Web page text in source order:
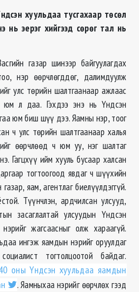
хуульдаа тусгахаар төсөл
нь эерэг хийгээд сөрөг тал нь
газар шинээр байгуулагдах
нэр өөрчлөгддөг, далимдуулж
улс төрийн шалтгаанаар ажлаас
юм л даа. Гэхдээ энэ нь Үндсэн
юм биш шүү дээ. Яамны нэр, тоог
ч улс төрийн шалтгаанаар халья
өөрчлөөд ч юм уу, нэг шалтаг
Гагцхүү ийм хууль бусаар халсан
тогтоогоод явдаг ч шүүхийн
яам, агентлаг биелүүлдэггүй.
Түүнчлэн, ардчилсан улсууд,
засаглалтай улсуудын Үндсэн
жагсаасныг олж хараагүй.
ингэж яамдын нэрийг оруулдаг
тогтолцоотой байдаг.
оны Үндсэн хуульдаа яамдын
. Яамныхаа нэрийг өөрчлөх гээд